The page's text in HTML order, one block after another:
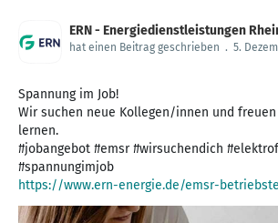
ERN - Energiedienstleistungen
hat einen Beitrag geschrieben . 5.
Spannung im Job!
Wir suchen neue Kollegen/innen und
lernen.
#jobangebot #emsr #wirsuchendich
https://www.ern-energie.de/emsr-